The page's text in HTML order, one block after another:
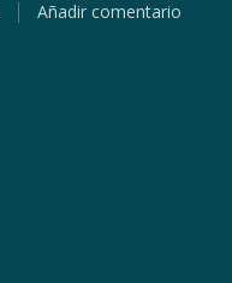
Añadir comentario